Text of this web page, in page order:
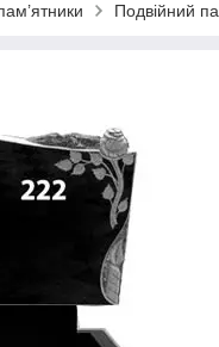
Подвійний